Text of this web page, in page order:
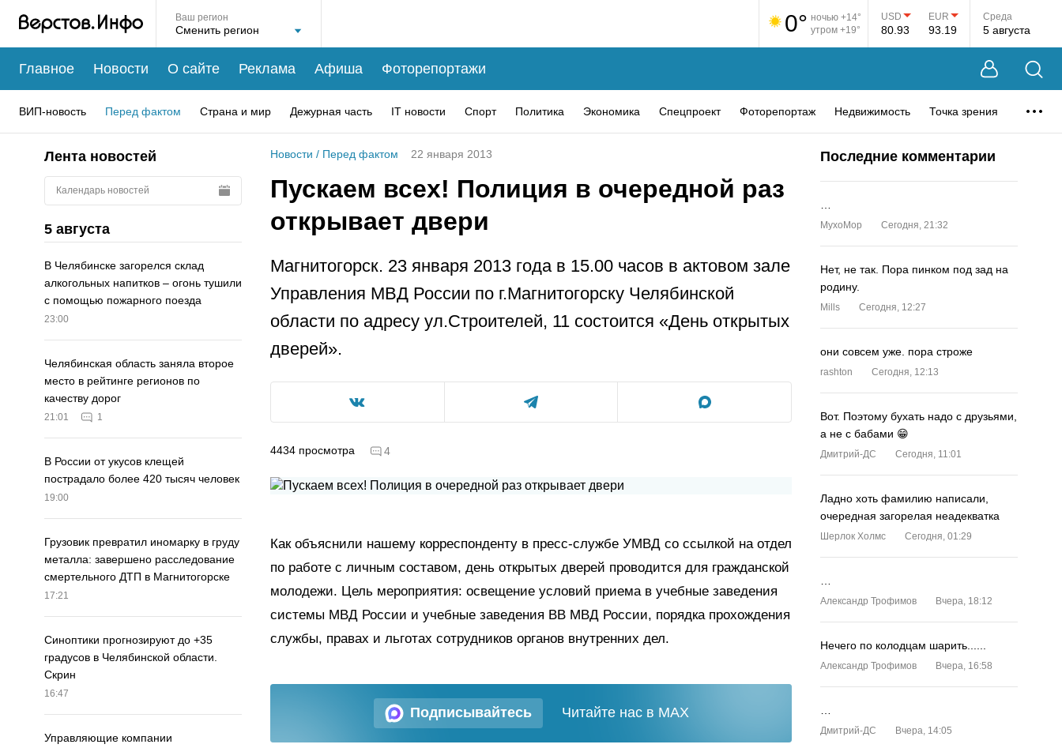
Ваш регион 0° ночью +14°
утром +19°
USD
80.93
EUR
93.19
Среда
5 августа
Главное Новости О сайте Реклама Афиша Фоторепортажи
ВИП-новость Перед фактом Страна и мир Дежурная часть IT новости Спорт Политика Экономика Спецпроект Фоторепортаж Недвижимость Точка зрения
Лента новостей
Календарь новостей
5 августа
В Челябинске загорелся склад
алкогольных напитков – огонь тушили
с помощью пожарного поезда
23:00
Челябинская область заняла второе
место в рейтинге регионов по
качеству дорог
21:01 1
В России от укусов клещей
пострадало более 420 тысяч человек
19:00
Грузовик превратил иномарку в груду
металла: завершено расследование
смертельного ДТП в Магнитогорске
17:21
Синоптики прогнозируют до +35
градусов в Челябинской области.
Скрин
16:47
Управляющие компании
Новости / Перед фактом 22 января 2013
Пускаем всех! Полиция в очередной раз
открывает двери
Магнитогорск. 23 января 2013 года в 15.00 часов в актовом зале
Управления МВД России по г.Магнитогорску Челябинской
области по адресу ул.Строителей, 11 состоится «День открытых
дверей».
4434 просмотра 4
Как объяснили нашему корреспонденту в пресс-службе УМВД со ссылкой на отдел
по работе с личным составом, день открытых дверей проводится для гражданской
молодежи. Цель мероприятия: освещение условий приема в учебные заведения
системы МВД России и учебные заведения ВВ МВД России, порядка прохождения
службы, правах и льготах сотрудников органов внутренних дел.
Подписывайтесь Читайте нас в MAX
Последние комментарии
MyxoMop Сегодня, 21:32
Нет, не так. Пора пинком под зад на
родину.
Mills Сегодня, 12:27
они совсем уже. пора строже
rashton Сегодня, 12:13
Вот. Поэтому бухать надо с друзьями,
а не с бабами 😁
Дмитрий-ДС Сегодня, 11:01
Ладно хоть фамилию написали,
очередная загорелая неадекватка
Шерлок Холмс Сегодня, 01:29
Александр Трофимов Вчера, 18:12
Нечего по колодцам шарить......
Александр Трофимов Вчера, 16:58
Дмитрий-ДС Вчера, 14:05